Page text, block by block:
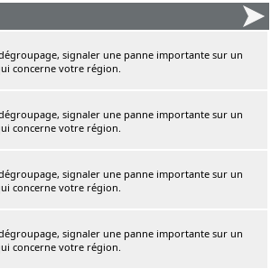
signaler une panne importante sur un
concerne votre région.
signaler une panne importante sur un
concerne votre région.
signaler une panne importante sur un
concerne votre région.
signaler une panne importante sur un
concerne votre région.